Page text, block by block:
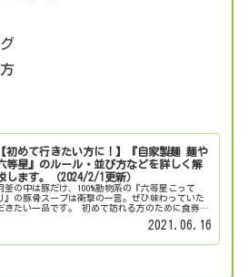
【初めて行きたい方に！】『自家製麺 麺や
等星』のルール・並び方などを詳しく解
します。（2024/2/1更新）
釜の中は豚だけ、100%動物系の『六等星こって
』の豚骨スープは衝撃の一言。ぜひ味わっていた
きたい一品です。 初めて訪れる方のために食券、
並び方や営業情報の確認方法、最寄りのコインパー
キングなど気になる情報をまとめました。2021.06.16